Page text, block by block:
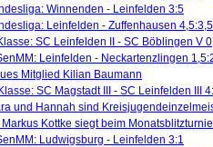
Winnenden - Leinfelden 3:5
Leinfelden - Zuffenhausen 4,5:3,5
SC Leinfelden II - SC Böblingen V
Leinfelden - Neckartenzlingen
Mitglied Kilian Baumann
SC Magstadt III - SC Leinfelden III
und Hannah sind
Markus Kottke siegt beim
Ludwigsburg - Leinfelden 3:1